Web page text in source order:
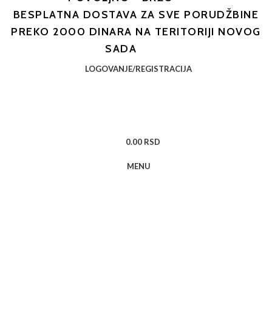
BESPLATNA DOSTAVA ZA SVE PORUDŽBINE
PREKO 2000 DINARA NA TERITORIJI NOVOG
SADA
LOGOVANJE/REGISTRACIJA
0.00 RSD
MENU